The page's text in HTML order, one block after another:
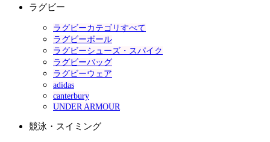
ラグビー
ラグビーカテゴリすべて
ラグビーボール
ラグビーシューズ・スパイク
ラグビーバッグ
ラグビーウェア
adidas
canterbury
UNDER ARMOUR
競泳・スイミング